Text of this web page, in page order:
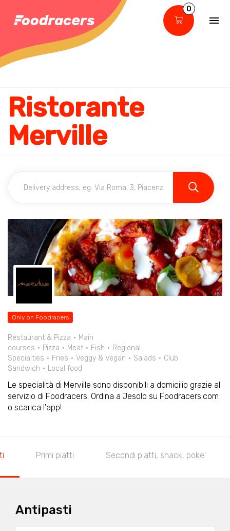
0
Ristorante
Merville
Only on Foodracers
Restaurant & Pizza
Main
courses
Pizza Meat Fish
Regional
Specialties
Fries Veggy & Vegan Salads
Club
Sandwich
Local food
Le specialità di Merville sono disponibili a domicilio grazie al
servizio di Foodracers. Ordina a Jesolo su Foodracers.com
o scarica l'app!
Primi piatti Secondi piatti, snack, poke'
Antipasti